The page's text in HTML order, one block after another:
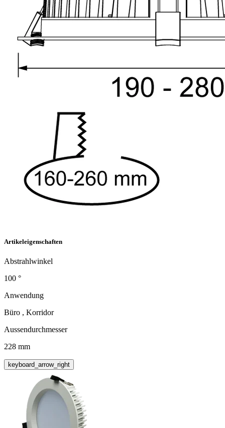
Artikeleigenschaften
Abstrahlwinkel
100 °
Anwendung
Büro , Korridor
Aussendurchmesser
228 mm
keyboard_arrow_right